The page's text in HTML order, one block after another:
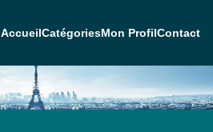
AccueilCatégoriesMon ProfilContact